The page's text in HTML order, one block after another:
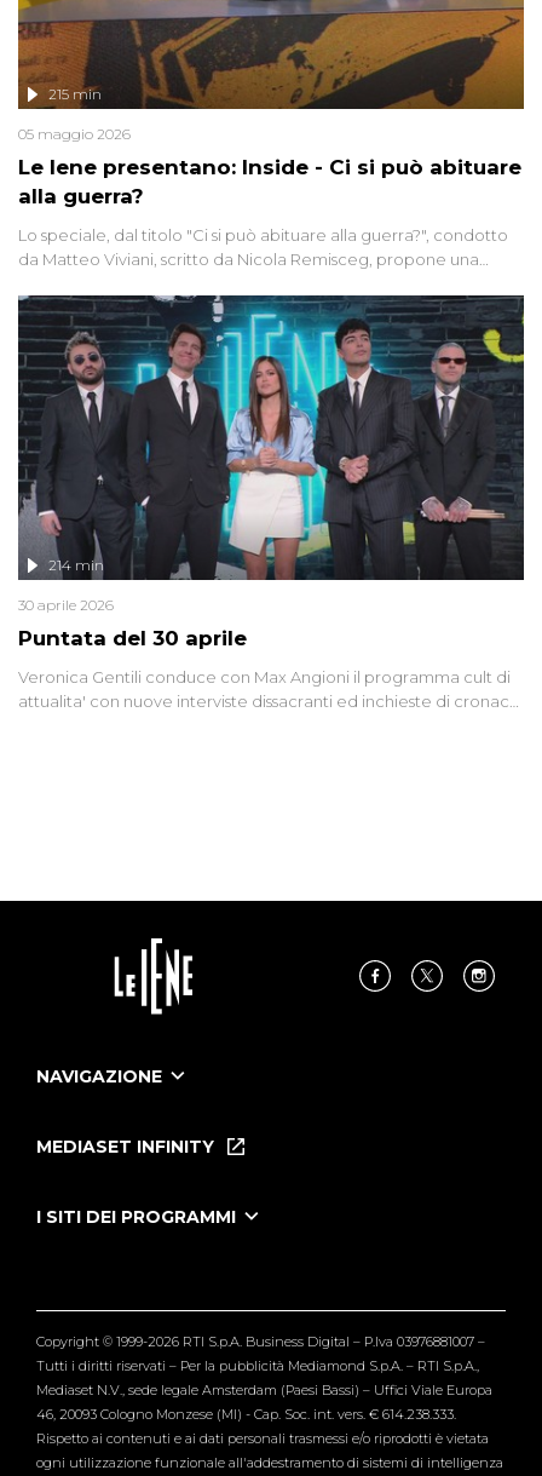
Le Iene presentano: Inside - Ci si può abituare
alla guerra?
215 min
05 maggio 2026
Lo speciale, dal titolo "Ci si può abituare alla guerra?", condotto
da Matteo Viviani, scritto da Nicola Remisceg, propone una
di settore - su quanto la guerra sia diventata una realtà pervasiva.
Anche se l'Italia non è direttamente coinvolta in conflitti armati, il
contesto globale rende impossibile considerarla un fenomeno
lontano.
Puntata del 30 aprile
214 min
30 aprile 2026
Veronica Gentili conduce con Max Angioni il programma cult di
attualita' con nuove interviste dissacranti ed inchieste di cronaca
NAVIGAZIONE
Le Iene Presentano Inside
Tutti i servizi
MEDIASET INFINITY
I SITI DEI PROGRAMMI
Verissimo
Copyright © 1999-2026 RTI S.p.A. Business Digital – P.Iva 03976881007 –
Tutti i diritti riservati – Per la pubblicità Mediamond S.p.A. – RTI S.p.A.,
Mediaset N.V., sede legale Amsterdam (Paesi Bassi) – Uffici Viale Europa
46, 20093 Cologno Monzese (MI) - Cap. Soc. int. vers. € 614.238.333.
Rispetto ai contenuti e ai dati personali trasmessi e/o riprodotti è vietata
ogni utilizzazione funzionale all'addestramento di sistemi di intelligenza